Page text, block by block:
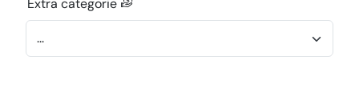
Extra categorie